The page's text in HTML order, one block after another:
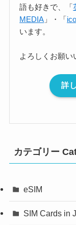
語も好きで、「
MEDIA 」・「
います。
よろしくお願い
詳
カテゴリー
eSIM
SIM Cards in